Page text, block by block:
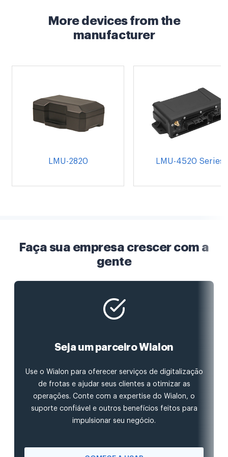
More devices from the
manufacturer
LMU-2820 LMU-4520 Series
Faça sua empresa crescer com a
gente
Seja um parceiro Wialon
Use o Wialon para oferecer serviços de digitalização
de frotas e ajudar seus clientes a otimizar as
operações. Conte com a expertise do Wialon, o
suporte confiável e outros benefícios feitos para
impulsionar seu negócio.